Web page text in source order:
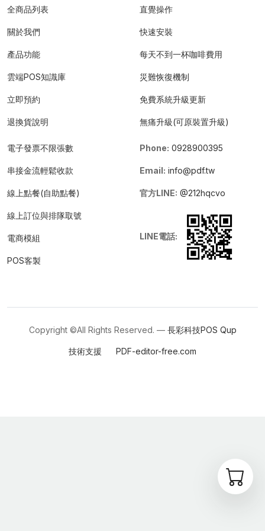
全商品列表
關於我們
產品功能
雲端POS知識庫
立即預約
退換貨說明
直覺操作
快速安裝
每天不到一杯咖啡費用
災難恢復機制
免費系統升級更新
無痛升級(可原裝置升級)
電子發票不限張數
串接金流輕鬆收款
線上點餐(自助點餐)
線上訂位與排隊取號
電商模組
POS客製
Phone: 0928900395
Email: info@pdf.tw
官方LINE: @212hqcvo
LINE電話:
Copyright ©All Rights Reserved. — 長彩科技POS Qup
技術支援 PDF-editor-free.com